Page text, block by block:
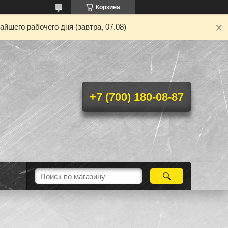
Корзина
рабочего дня (завтра, 07.08)
+7 (700) 180-08-87